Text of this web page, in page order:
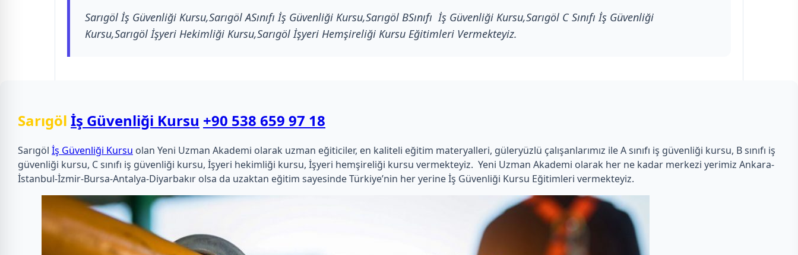
Sarıgöl İş Güvenliği Kursu,Sarıgöl ASınıfı İş Güvenliği Kursu,Sarıgöl BSınıfı İş Güvenliği Kursu,Sarıgöl C Sınıfı İş Güvenliği
Kursu,Sarıgöl İşyeri Hekimliği Kursu,Sarıgöl İşyeri Hemşireliği Kursu Eğitimleri Vermekteyiz.
Sarıgöl İş Güvenliği Kursu +90 538 659 97 18
Sarıgöl İş Güvenliği Kursu olan Yeni Uzman Akademi olarak uzman eğiticiler, en kaliteli eğitim materyalleri, güleryüzlü çalışanlarımız ile A sınıfı iş güvenliği kursu, B sınıfı iş
güvenliği kursu, C sınıfı iş güvenliği kursu, İşyeri hekimliği kursu, İşyeri hemşireliği kursu vermekteyiz. Yeni Uzman Akademi olarak her ne kadar merkezi yerimiz Ankara-
İstanbul-İzmir-Bursa-Antalya-Diyarbakır olsa da uzaktan eğitim sayesinde Türkiye’nin her yerine İş Güvenliği Kursu Eğitimleri vermekteyiz.